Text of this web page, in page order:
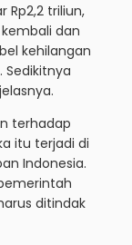
Rp2,2 triliun,
dan
kehilangan
Sedikitnya
terhadap
itu terjadi di
Indonesia.
ditindak